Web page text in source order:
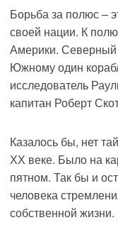
Борьба за полюс –
своей нации. К
Америки. Северный
Южному один
исследователь
капитан Роберт
Казалось бы, нет
ХХ веке. Было на
пятном. Так бы и
человека
собственной жизни.